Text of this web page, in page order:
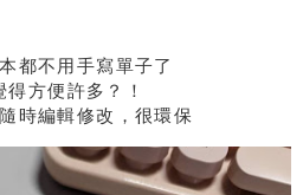
都不用手寫單子了
得方便許多？！
時編輯修改，很環保